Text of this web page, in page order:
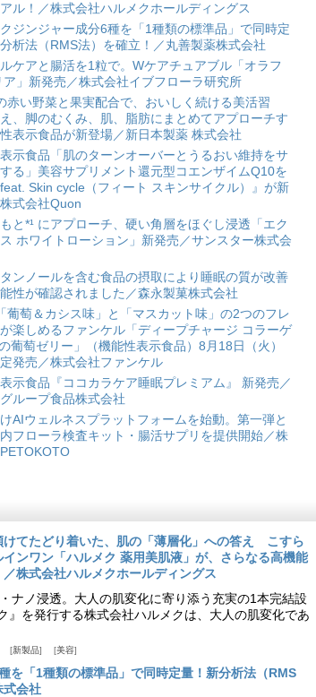
ル！／株式会社ハルメクホールディングス
ジンジャー成分6種を「1種類の標準品」で同時定
析法（RMS法）を確立！／丸善製薬株式会社
ケアと腸活を1粒で。Wケアチュアブル「オラフ
ア」新発売／株式会社イブフローラ研究所
赤い野菜と果実配合で、おいしく続ける美活習
、脚のむくみ、肌、脂肪にまとめてアプローチす
表示食品が新登場／新日本製薬 株式会社
示食品「肌のターンオーバーとうるおい維持をサ
る」美容サプリメント還元型コエンザイムQ10を
Skin cycle（フィート スキンサイクル）』が新
式会社Quon
と*¹ にアプローチ、硬い角層をほぐし浸透「エク
ホワイトローション」新発売／サンスター株式会
ンノールを含む食品の摂取により睡眠の質が改善
性が確認されました／森永製菓株式会社
葡萄＆カシス味」と「マスカット味」の2つのフレ
楽しめるファンケル「ディープチャージ コラーゲ
葡萄ゼリー」（機能性表示食品）8月18日（火）
発売／株式会社ファンケル
示食品『ココカラケア睡眠プレミアム』 新発売／
ループ食品株式会社
AIウェルネスプラットフォームを始動。第一弾と
フローラ検査キット・腸活サプリを提供開始／株
けてたどり着いた、肌の「薄層化」への答え こすら
ンワン「ハルメク 薬用美肌液」が、さらなる高機能
株式会社ハルメクホールディングス
ナノ浸透。大人の肌変化に寄り添う充実の1本完結設
を発行する株式会社ハルメクは、大人の肌変化であ
新製品 美容
を「1種類の標準品」で同時定量！新分析法（RMS
式会社